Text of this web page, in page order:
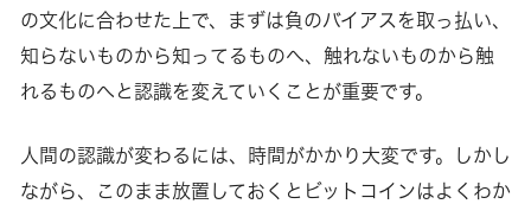
の文化に合わせた上で、まずは負のバイアスを取っ払い、
知らないものから知ってるものへ、触れないものから触
れるものへと認識を変えていくことが重要です。
人間の認識が変わるには、時間がかかり大変です。しかし
ながら、このまま放置しておくとビットコインはよくわか